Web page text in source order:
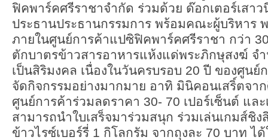
ฟิคพาร์คศรีราชาจำกัด ร่วมด้วย ด๊อกเตอร์เสา
ประธานประธานกรรมการ พร้อมคณะผู้บริหาร
ภายในศูนย์การค้าแปซิฟิคพาร์คศรีราชา กว่า
ตักบาตรข้าวสารอาหารแห้งแด่พระภิกษุสงฆ์ จ
เป็นสิริมงคล เนื่องในวันครบรอบ 20 ปี ของศูนย์
จัดกิจกรรมอย่างมากมาย อาทิ มินิคอนเสริ์ตจา
ศูนย์การค้าร่วมลดราคา 30- 70 เปอร์เซ็นต์ แล
สามารถนำใบเสร็จมาร่วมสนุก ร่วมเล่นเกมส์ชิ
ข้าวไรซ์เบอร์รี่ 1 กิโลกรัม จากถุงละ 70 บาท ไ